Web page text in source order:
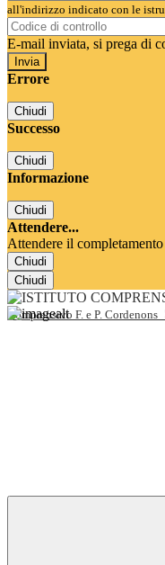
all'indirizzo indicato con le
E-mail inviata, si prega di
Errore
Chiudi
Successo
Chiudi
Informazione
Chiudi
Attendere...
Attendere il
Chiudi
Chiudi
Comprensivo F. e P. Cordenons